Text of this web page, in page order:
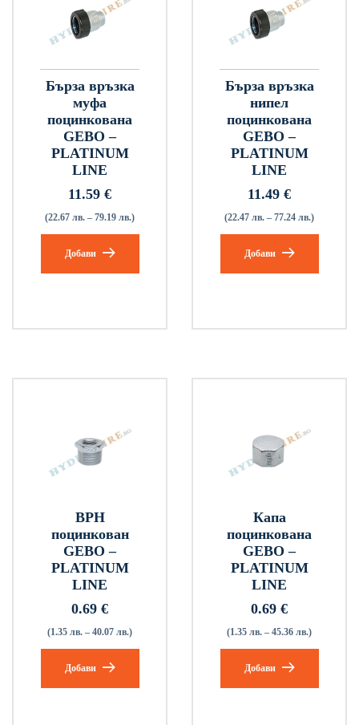
Бърза връзка
муфа
поцинкована
GEBO –
PLATINUM
LINE
11.59 €
(22.67 лв. – 79.19 лв.)
Добави
Бърза връзка
нипел
поцинкована
GEBO –
PLATINUM
LINE
11.49 €
(22.47 лв. – 77.24 лв.)
Добави
ВРН
поцинкован
GEBO –
PLATINUM
LINE
0.69 €
(1.35 лв. – 40.07 лв.)
Добави
Капа
поцинкована
GEBO –
PLATINUM
LINE
0.69 €
(1.35 лв. – 45.36 лв.)
Добави